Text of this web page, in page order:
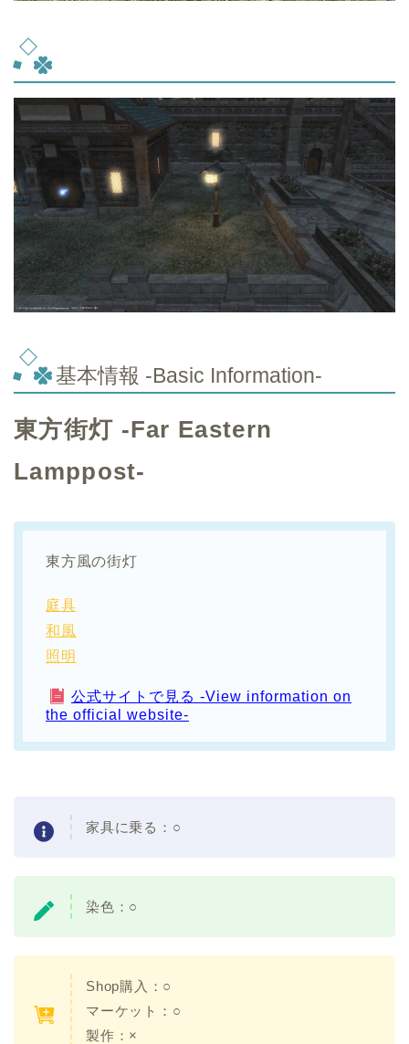
基本情報 -Basic Information-
東方街灯 -Far Eastern
Lamppost-
東方風の街灯
庭具
和風
照明
公式サイトで見る -View information on
the official website-
家具に乗る：○
染色：○
Shop購入：○
マーケット：○
製作：×